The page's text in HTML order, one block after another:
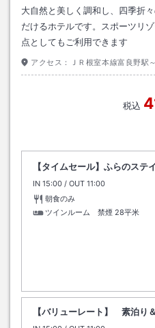
大自然と美しく調和し、四季折
だけるホテルです。スポーツリ
点としてもご利用できます
アクセス： ＪＲ根室本線富良野駅
税込
【タイムセール】ふらのス
IN チェックイン
15:00 / OUT チェックアウト
11:00
朝食のみ
ツインルーム 禁煙 28平米
【バリューレート】 素泊り